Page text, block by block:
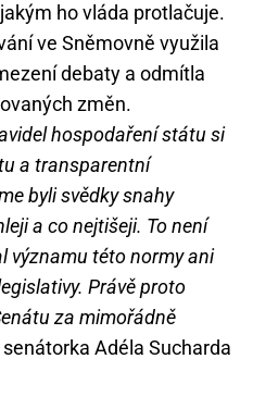
ho vláda protlačuje.
ve Sněmovně využila
debaty a odmítla
změn.
hospodaření státu si
a transparentní
byli svědky snahy
a co nejtišeji. To není
významu této normy ani
Právě proto
za mimořádně
Adéla Sucharda